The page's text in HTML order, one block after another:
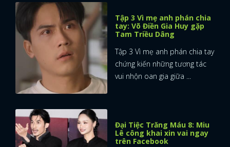
Tập 3 Vì mẹ anh phán chia
tay: Võ Điền Gia Huy gặp
Tam Triều Dâng
Tập 3 Vì mẹ anh phán chia tay
chứng kiến những tương tác
vui nhộn oan gia giữa ...
Đại Tiệc Trăng Máu 8: Miu
Lê công khai xin vai ngay
trên Facebook